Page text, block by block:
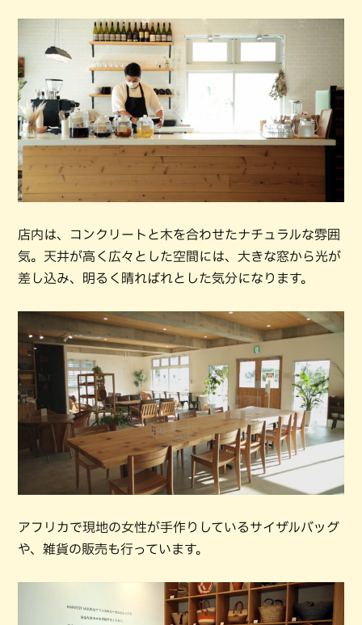
店内は、コンクリートと木を合わせたナチュラルな雰囲
気。天井が高く広々とした空間には、大きな窓から光が
差し込み、明るく晴ればれとした気分になります。
アフリカで現地の女性が手作りしているサイザルバッグ
や、雑貨の販売も行っています。